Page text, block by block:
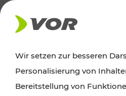
AKTUELLES
Ausflugstipps
Wir setzen zur besseren
Personalisierung von
Bereitstellung von